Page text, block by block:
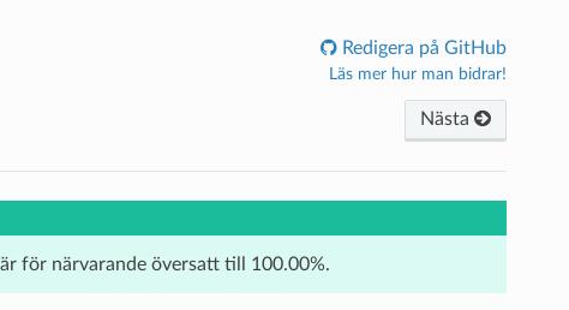
Redigera på GitHub
Läs mer hur man bidrar!
Nästa
för närvarande översatt till 100.00%.